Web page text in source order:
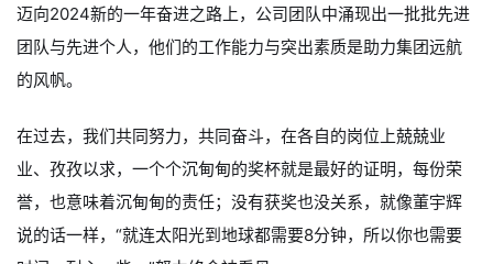
迈向2024新的一年奋进之路上，公司团队中涌现出一批批先进
团队与先进个人，他们的工作能力与突出素质是助力集团远航
的风帆。
在过去，我们共同努力，共同奋斗，在各自的岗位上兢兢业
业、孜孜以求，一个个沉甸甸的奖杯就是最好的证明，每份荣
誉，也意味着沉甸甸的责任；没有获奖也没关系，就像董宇辉
说的话一样，“就连太阳光到地球都需要8分钟，所以你也需要